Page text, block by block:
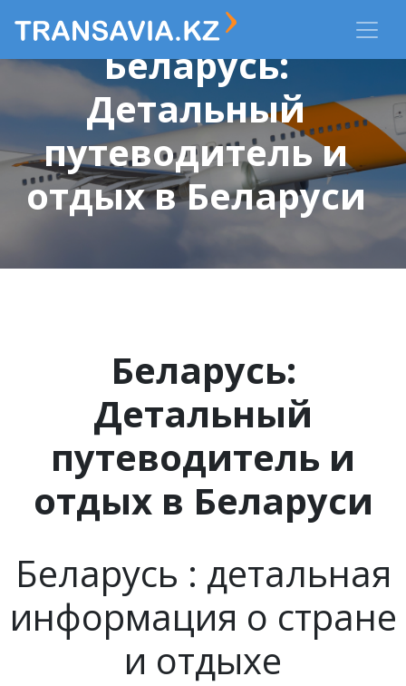
Беларусь:
Детальный
путеводитель и
отдых в Беларуси
Беларусь:
Детальный
путеводитель и
отдых в Беларуси
Беларусь : детальная
информация о стране
и отдыхе